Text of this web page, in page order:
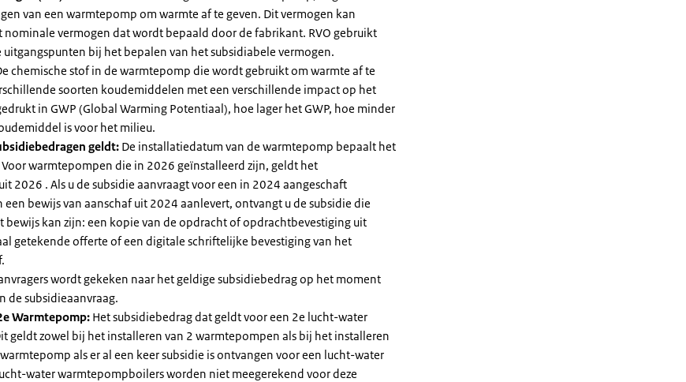
van een warmtepomp om warmte af te geven. Dit vermogen kan
nominale vermogen dat wordt bepaald door de fabrikant. RVO gebruikt
bij het bepalen van het subsidiabele vermogen.
chemische stof in de warmtepomp die wordt gebruikt om warmte af te
soorten koudemiddelen met een verschillende impact op het
in GWP (Global Warming Potentiaal), hoe lager het GWP, hoe minder
is voor het milieu.
geldt: De installatiedatum van de warmtepomp bepaalt het
warmtepompen die in 2026 geïnstalleerd zijn, geldt het
2026 . Als u de subsidie aanvraagt voor een in 2024 aangeschaft
bewijs van aanschaf uit 2024 aanlevert, ontvangt u de subsidie die
bewijs kan zijn: een kopie van de opdracht of opdrachtbevestiging uit
getekende offerte of een digitale schriftelijke bevestiging van het
wordt gekeken naar het geldige subsidiebedrag op het moment
de subsidieaanvraag.
Warmtepomp: Het subsidiebedrag dat geldt voor een 2e lucht-water
geldt zowel bij het installeren van 2 warmtepompen als bij het installeren
als er al een keer subsidie is ontvangen voor een lucht-water
water warmtepompboilers worden niet meegerekend voor deze